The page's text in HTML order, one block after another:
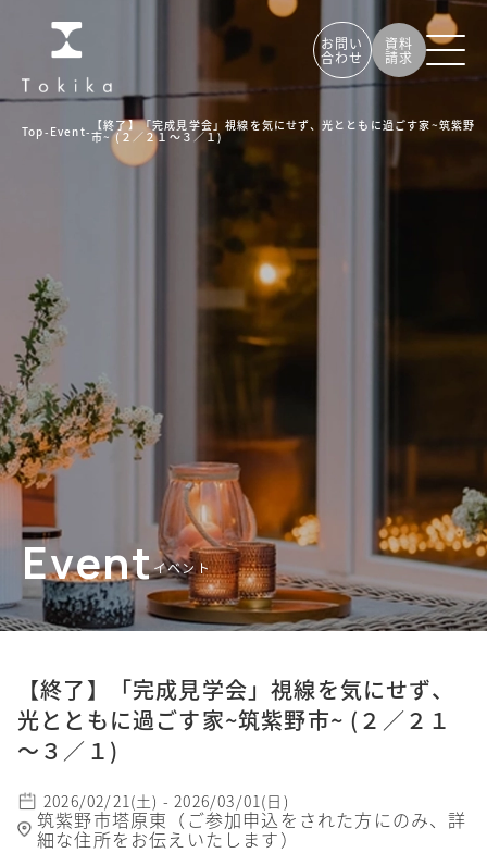
お問い
合わせ
資料
請求
Top- Event- 【終了】「完成見学会」視線を気にせず、光とともに過ごす家~筑紫野
市~ (２／２１～３／１)
Eventイベント
【終了】「完成見学会」視線を気にせず、
光とともに過ごす家~筑紫野市~ (２／２１
～３／１)
2026/02/21(土) - 2026/03/01(日)
筑紫野市塔原東（ご参加申込をされた方にのみ、詳
細な住所をお伝えいたします）